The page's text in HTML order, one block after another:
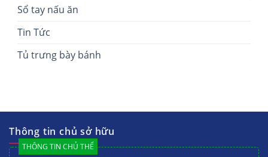
Sổ tay nấu ăn
Tin Tức
Tủ trưng bày bánh
Thông tin chủ sở hữu
THÔNG TIN CHỦ THỂ